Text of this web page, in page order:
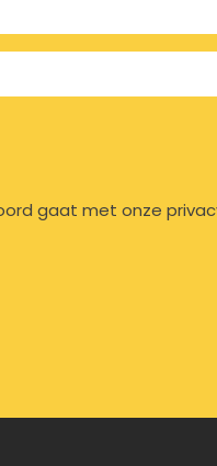
gaat met onze